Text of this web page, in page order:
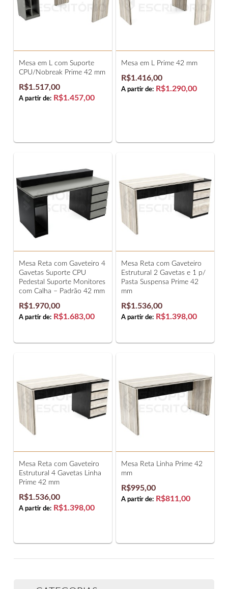
Mesa em L com Suporte
CPU/Nobreak Prime 42 mm
R$1.517,00
A partir de: R$1.457,00
Mesa em L Prime 42 mm
R$1.416,00
A partir de: R$1.290,00
Mesa Reta com Gaveteiro 4
Gavetas Suporte CPU
Pedestal Suporte Monitores
com Calha – Padrão 42 mm
R$1.970,00
A partir de: R$1.683,00
Mesa Reta com Gaveteiro
Estrutural 2 Gavetas e 1 p/
Pasta Suspensa Prime 42
mm
R$1.536,00
A partir de: R$1.398,00
Mesa Reta com Gaveteiro
Estrutural 4 Gavetas Linha
Prime 42 mm
R$1.536,00
A partir de: R$1.398,00
Mesa Reta Linha Prime 42
mm
R$995,00
A partir de: R$811,00